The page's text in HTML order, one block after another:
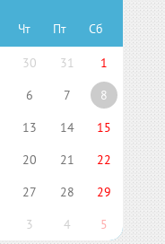
Чт Пт Сб
30 31
1
6 7
8
13 14
15
20 21
22
27 28
29
3 4 5